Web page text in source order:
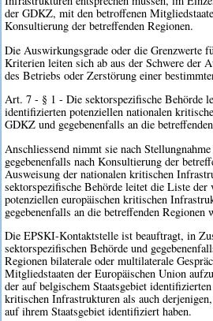
der GDKZ, mit den betroffenen
Konsultierung der betreffenden Regionen.
Die Auswirkungsgrade oder die Grenzwerte
Kriterien leiten sich ab aus der Schwere der
des Betriebs oder Zerstörung einer
Art. 7 - § 1 - Die sektorspezifische Behörde
identifizierten potenziellen nationalen
GDKZ und gegebenenfalls an die
Anschliessend nimmt sie nach
gegebenenfalls nach Konsultierung der
Ausweisung der nationalen kritischen
sektorspezifische Behörde leitet die Liste
potenziellen europäischen kritischen
gegebenenfalls an die betreffenden Regionen
Die EPSKI-Kontaktstelle ist beauftragt, in
sektorspezifischen Behörde und
Regionen bilaterale oder multilaterale
Mitgliedstaaten der Europäischen Union
der auf belgischem Staatsgebiet
kritischen Infrastrukturen als auch
auf ihrem Staatsgebiet identifiziert haben.